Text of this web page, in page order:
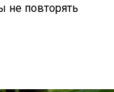
не повторять